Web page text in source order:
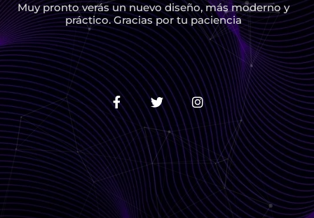
Muy pronto verás un nuevo diseño, más moderno y
práctico. Gracias por tu paciencia